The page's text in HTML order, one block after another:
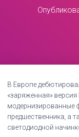
В Европе
«заряженная»
модернизированные
предшественника, а
светодиодной